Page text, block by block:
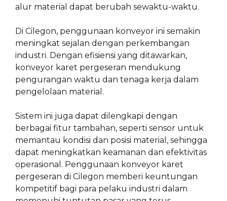
alur material dapat berubah sewaktu-waktu.
Di Cilegon, penggunaan konveyor ini semakin
meningkat sejalan dengan perkembangan
industri. Dengan efisiensi yang ditawarkan,
konveyor karet pergeseran mendukung
pengurangan waktu dan tenaga kerja dalam
pengelolaan material.
Sistem ini juga dapat dilengkapi dengan
berbagai fitur tambahan, seperti sensor untuk
memantau kondisi dan posisi material, sehingga
dapat meningkatkan keamanan dan efektivitas
operasional. Penggunaan konveyor karet
pergeseran di Cilegon memberi keuntungan
kompetitif bagi para pelaku industri dalam